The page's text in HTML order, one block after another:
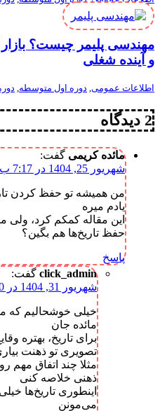
مهندسی پلیمر چیست؟ بازار
و آینده شغلی
اطلاعات عمومی دوره اول متوسطه
2 دیدگاه
مائده کریمی گفت:
شهریور 25, 1404 در 7:17 ب.ظ
من همیشه تو حفظ کردن
یادم میره
این مقاله کمکم کرد،
حفظ تاریخ‌ها هم بگین؟
پاسخ
click_admin گفت:
شهریور 31, 1404 در 6:40 ق.ظ
خیلی خوشحالیم که
مائده جان
برای تاریخ، بهتره
تصویری تو ذهنت
مثلا چند اتفاق مهم
ذهنی خلاصه کنی
اینطوری تاریخ‌ها
می‌مونن